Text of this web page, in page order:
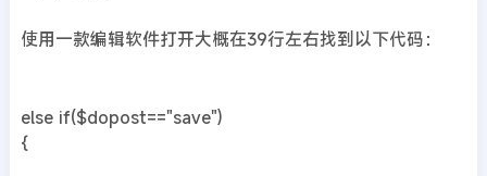
使用一款编辑软件打开大概在39行左右找到以下代码：
else if($dopost=="save")
{